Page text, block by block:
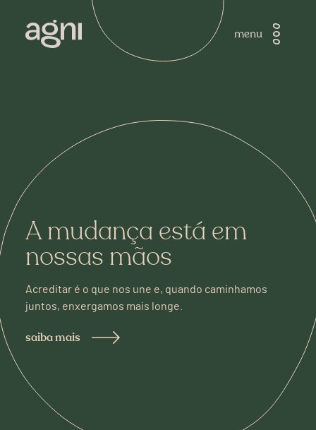
menu
A mudança está em
nossas mãos
Acreditar é o que nos une e, quando caminhamos
juntos, enxergamos mais longe.
saiba mais